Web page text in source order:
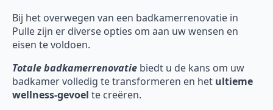
Bij het overwegen van een badkamerrenovatie in
Pulle zijn er diverse opties om aan uw wensen en
eisen te voldoen.
Totale badkamerrenovatie biedt u de kans om uw
badkamer volledig te transformeren en het ultieme
wellness-gevoel te creëren.